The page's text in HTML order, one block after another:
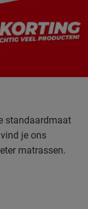
standaardmaat
je ons
matrassen.